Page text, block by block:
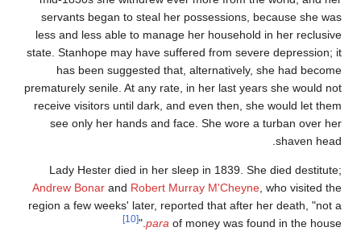
servants began to steal her possessions, because she was
less and less able to manage her household in her reclusive
state. Stanhope may have suffered from severe depression; it
has been suggested that, alternatively, she had become
prematurely senile. At any rate, in her last years she would not
receive visitors until dark, and even then, she would let them
see only her hands and face. She wore a turban over her
shaven head.
Lady Hester died in her sleep in 1839. She died destitute;
Andrew Bonar and Robert Murray M'Cheyne , who visited the
region a few weeks' later, reported that after her death, "not a
para of money was found in the house."
[10]